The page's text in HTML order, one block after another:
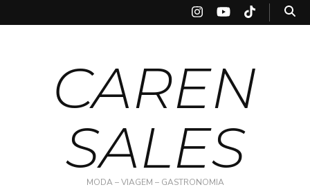
CAREN
SALES
MODA – VIAGEM – GASTRONOMIA